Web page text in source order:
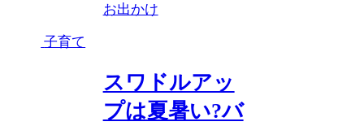
お出かけ
子育て
スワドルアッ
プは夏暑い?バ